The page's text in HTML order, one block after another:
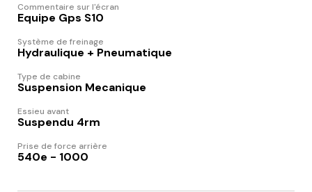
Commentaire sur l'écran
Equipe Gps S10
Système de freinage
Hydraulique + Pneumatique
Type de cabine
Suspension Mecanique
Essieu avant
Suspendu 4rm
Prise de force arrière
540e - 1000